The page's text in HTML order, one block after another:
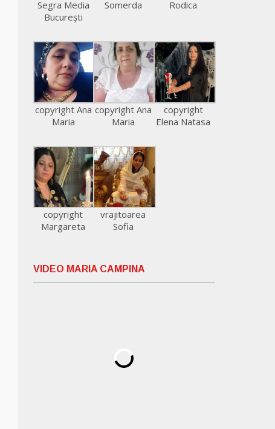
Segra Media
București
Somerda
Rodica
copyright Ana
Maria
copyright Ana
Maria
copyright
Elena Natasa
copyright
Margareta
vrajitoarea
Sofia
VIDEO MARIA CAMPINA